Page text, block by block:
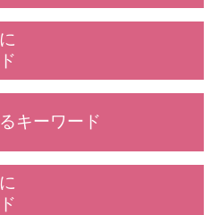
サービス 訴訟 弁護士
士 サービス
士
病院側
向け各種サービス
サービス 弁護士
策
ェック
業員
キーワード
ト